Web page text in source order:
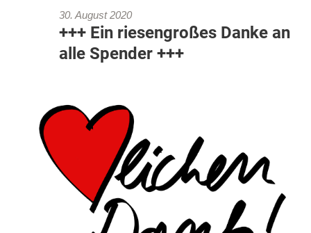
30. August 2020
+++ Ein riesengroßes Danke an
alle Spender +++